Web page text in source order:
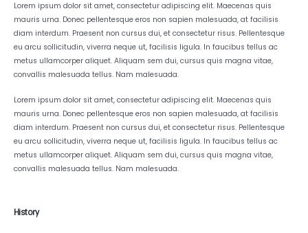
Lorem ipsum dolor sit amet, consectetur adipiscing elit. Maecenas quis
mauris urna. Donec pellentesque eros non sapien malesuada, at facilisis
diam interdum. Praesent non cursus dui, et consectetur risus. Pellentesque
eu arcu sollicitudin, viverra neque ut, facilisis ligula. In faucibus tellus ac
metus ullamcorper aliquet. Aliquam sem dui, cursus quis magna vitae,
convallis malesuada tellus. Nam malesuada.
Lorem ipsum dolor sit amet, consectetur adipiscing elit. Maecenas quis
mauris urna. Donec pellentesque eros non sapien malesuada, at facilisis
diam interdum. Praesent non cursus dui, et consectetur risus. Pellentesque
eu arcu sollicitudin, viverra neque ut, facilisis ligula. In faucibus tellus ac
metus ullamcorper aliquet. Aliquam sem dui, cursus quis magna vitae,
convallis malesuada tellus. Nam malesuada.
History